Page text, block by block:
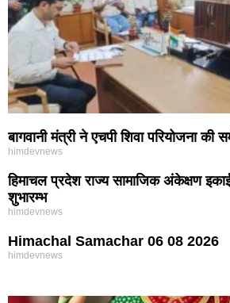
बागवानी मंत्री ने एचपी शिवा परियोजना की
himdevnews
हिमाचल प्रदेश राज्य सामाजिक अंकेक्षण
शुभारम्भ
himdevnews
Himachal Samachar 06 08 2026
himdevnews